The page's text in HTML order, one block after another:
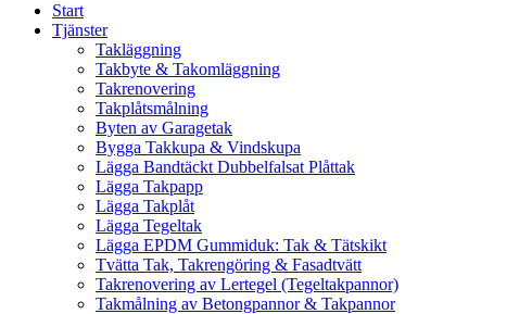
Start
Tjänster
Takläggning
Takbyte & Takomläggning
Takrenovering
Takplåtsmålning
Byten av Garagetak
Bygga Takkupa & Vindskupa
Lägga Bandtäckt Dubbelfalsat Plåttak
Lägga Takpapp
Lägga Takplåt
Lägga Tegeltak
Lägga EPDM Gummiduk: Tak & Tätskikt
Tvätta Tak, Takrengöring & Fasadtvätt
Takrenovering av Lertegel (Tegeltakpannor)
Takmålning av Betongpannor & Takpannor